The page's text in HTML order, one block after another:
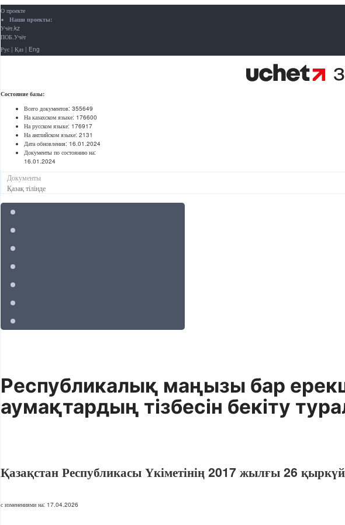
О проекте
Наши проекты:
Учёт.kz
ПОБ.Учёт
Рус | Қаз | Eng
Состояние базы:
Всего документов: 355649
На казахском языке: 176600
На русском языке: 176917
На английском языке: 2131
Дата обновления: 16.01.2024
Документы по состоянию на:
16.01.2024
Документы
Қазақ тілінде
Республикалық маңызы бар
аумақтардың тізбесін бекіту
Қазақстан Республикасы Үкіметінің 2017 жылғы 26
с изменениями на: 17.04.2026